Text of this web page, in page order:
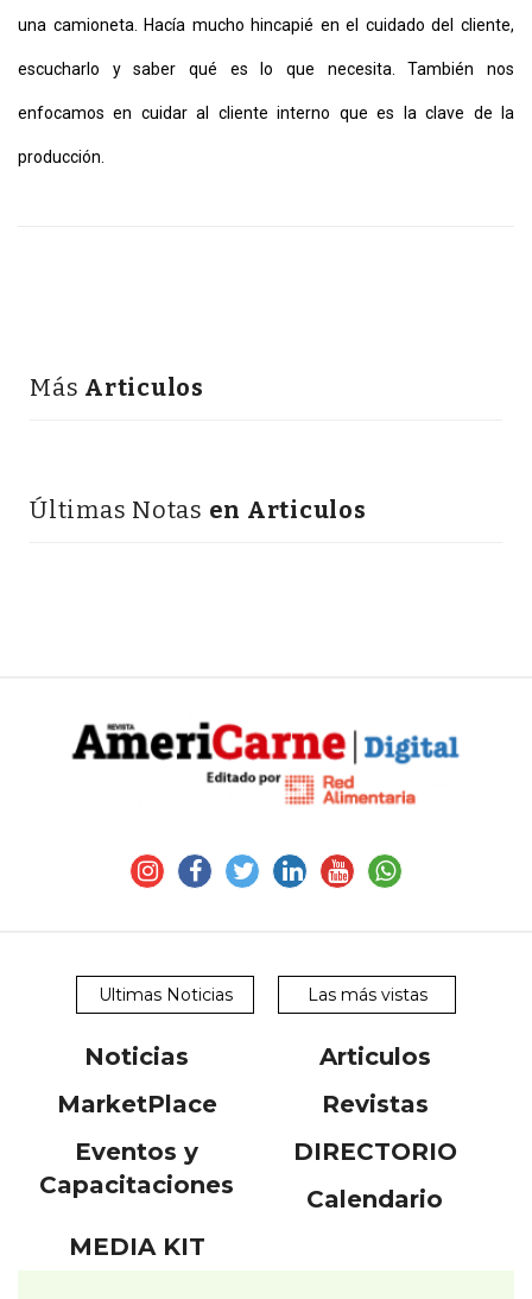
una camioneta. Hacía mucho hincapié en el cuidado del cliente,
escucharlo y saber qué es lo que necesita. También nos
enfocamos en cuidar al cliente interno que es la clave de la
producción.
Más Articulos
Últimas Notas en Articulos
Ultimas Noticias Las más vistas
Noticias
Articulos
MarketPlace
Revistas
Eventos y
Capacitaciones
DIRECTORIO
Calendario
MEDIA KIT